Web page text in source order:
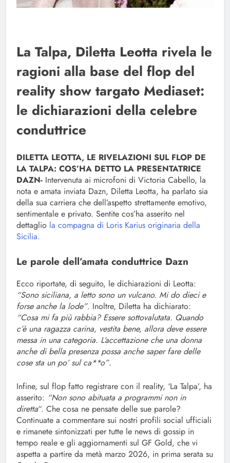
La Talpa, Diletta Leotta rivela le
ragioni alla base del flop del
reality show targato Mediaset:
le dichiarazioni della celebre
conduttrice
DILETTA LEOTTA, LE RIVELAZIONI SUL FLOP DE
LA TALPA: COS’HA DETTO LA PRESENTATRICE
DAZN- Intervenuta ai microfoni di Victoria Cabello, la
nota e amata inviata Dazn, Diletta Leotta, ha parlato sia
della sua carriera che dell’aspetto strettamente emotivo,
sentimentale e privato. Sentite cos’ha asserito nel
dettaglio la compagna di Loris Karius originaria della
Sicilia.
Le parole dell’amata conduttrice Dazn
Ecco riportate, di seguito, le dichiarazioni di Leotta:
“Sono siciliana, a letto sono un vulcano. Mi do dieci e
forse anche la lode”. Inoltre, Diletta ha dichiarato:
“Cosa mi fa più rabbia? Essere sottovalutata. Quando
c’è una ragazza carina, vestita bene, allora deve essere
messa in una categoria. L’accettazione che una donna
anche di bella presenza possa anche saper fare delle
cose sta un po’ sul ca**o”.
Infine, sul flop fatto registrare con il reality, ‘La Talpa’, ha
asserito: “Non sono abituata a programmi non in
diretta“. Che cosa ne pensate delle sue parole?
Continuate a commentare sui nostri profili social ufficiali
e rimanete sintonizzati per tutte le news di gossip in
tempo reale e gli aggiornamenti sul GF Gold, che vi
aspetta a partire da metà marzo 2026, in prima serata su